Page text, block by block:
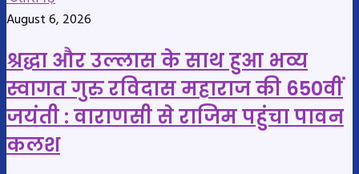
August 6, 2026
श्रद्धा और उल्लास के साथ हुआ भव्य
स्वागत गुरु रविदास महाराज की 650वीं
जयंती : वाराणसी से राजिम पहुंचा पावन
कलश